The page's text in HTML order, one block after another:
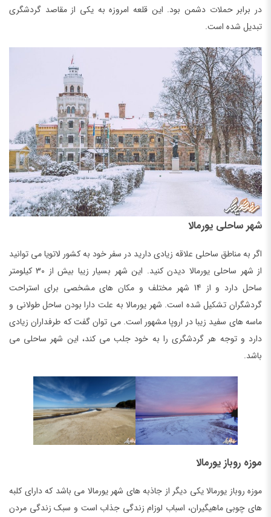
در برابر حملات دشمن بود. این قلعه امروزه به یکی از مقاصد گردشگری
تبدیل شده است.
شهر ساحلی یورمالا
اگر به مناطق ساحلی علاقه زیادی دارید در سفر خود به کشور لاتویا می توانید
از شهر ساحلی یورمالا دیدن کنید. این شهر بسیار زیبا بیش از 30 کیلومتر
ساحل دارد و از 14 شهر مختلف و مکان های مشخصی برای استراحت
گردشگران تشکیل شده است. شهر یورمالا به علت دارا بودن ساحل طولانی و
ماسه های سفید زیبا در اروپا مشهور است. می توان گفت که طرفداران زیادی
دارد و توجه هر گردشگری را به خود جلب می کند، این شهر ساحلی می
باشد.
موزه روباز یورمالا
موزه روباز یورمالا یکی دیگر از جاذبه های شهر یورمالا می باشد که دارای کلبه
های چوبی ماهیگیران، اسباب لوزام زندگی جذاب است و سبک زندگی مردن